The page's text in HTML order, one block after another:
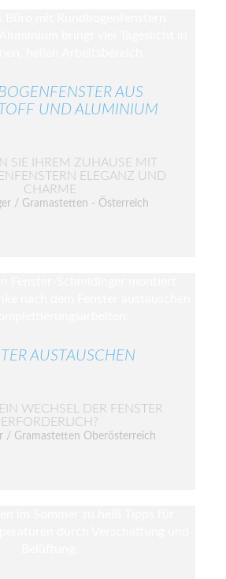
AUS
UND ALUMINIUM
SIE IHREM ZUHAUSE MIT
ELEGANZ UND
CHARME
/ Gramastetten - Österreich
AUSTAUSCHEN
WECHSEL DER FENSTER
ERFORDERLICH?
/ Gramastetten Oberösterreich